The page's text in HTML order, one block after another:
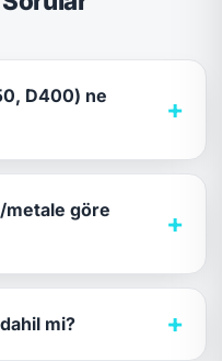
D400) ne
+
göre
+
mi? +